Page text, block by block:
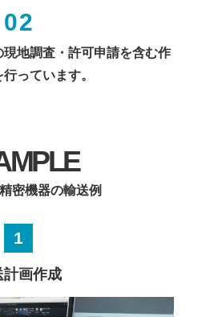
02
地調査・許可申請を含む作
っています。
密機器の輸送例
1
計画作成